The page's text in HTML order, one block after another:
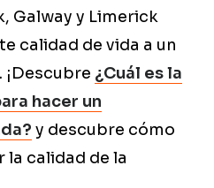
Galway y Limerick
calidad de vida a un
¿Cuál es la
hacer un
y descubre cómo
calidad de la